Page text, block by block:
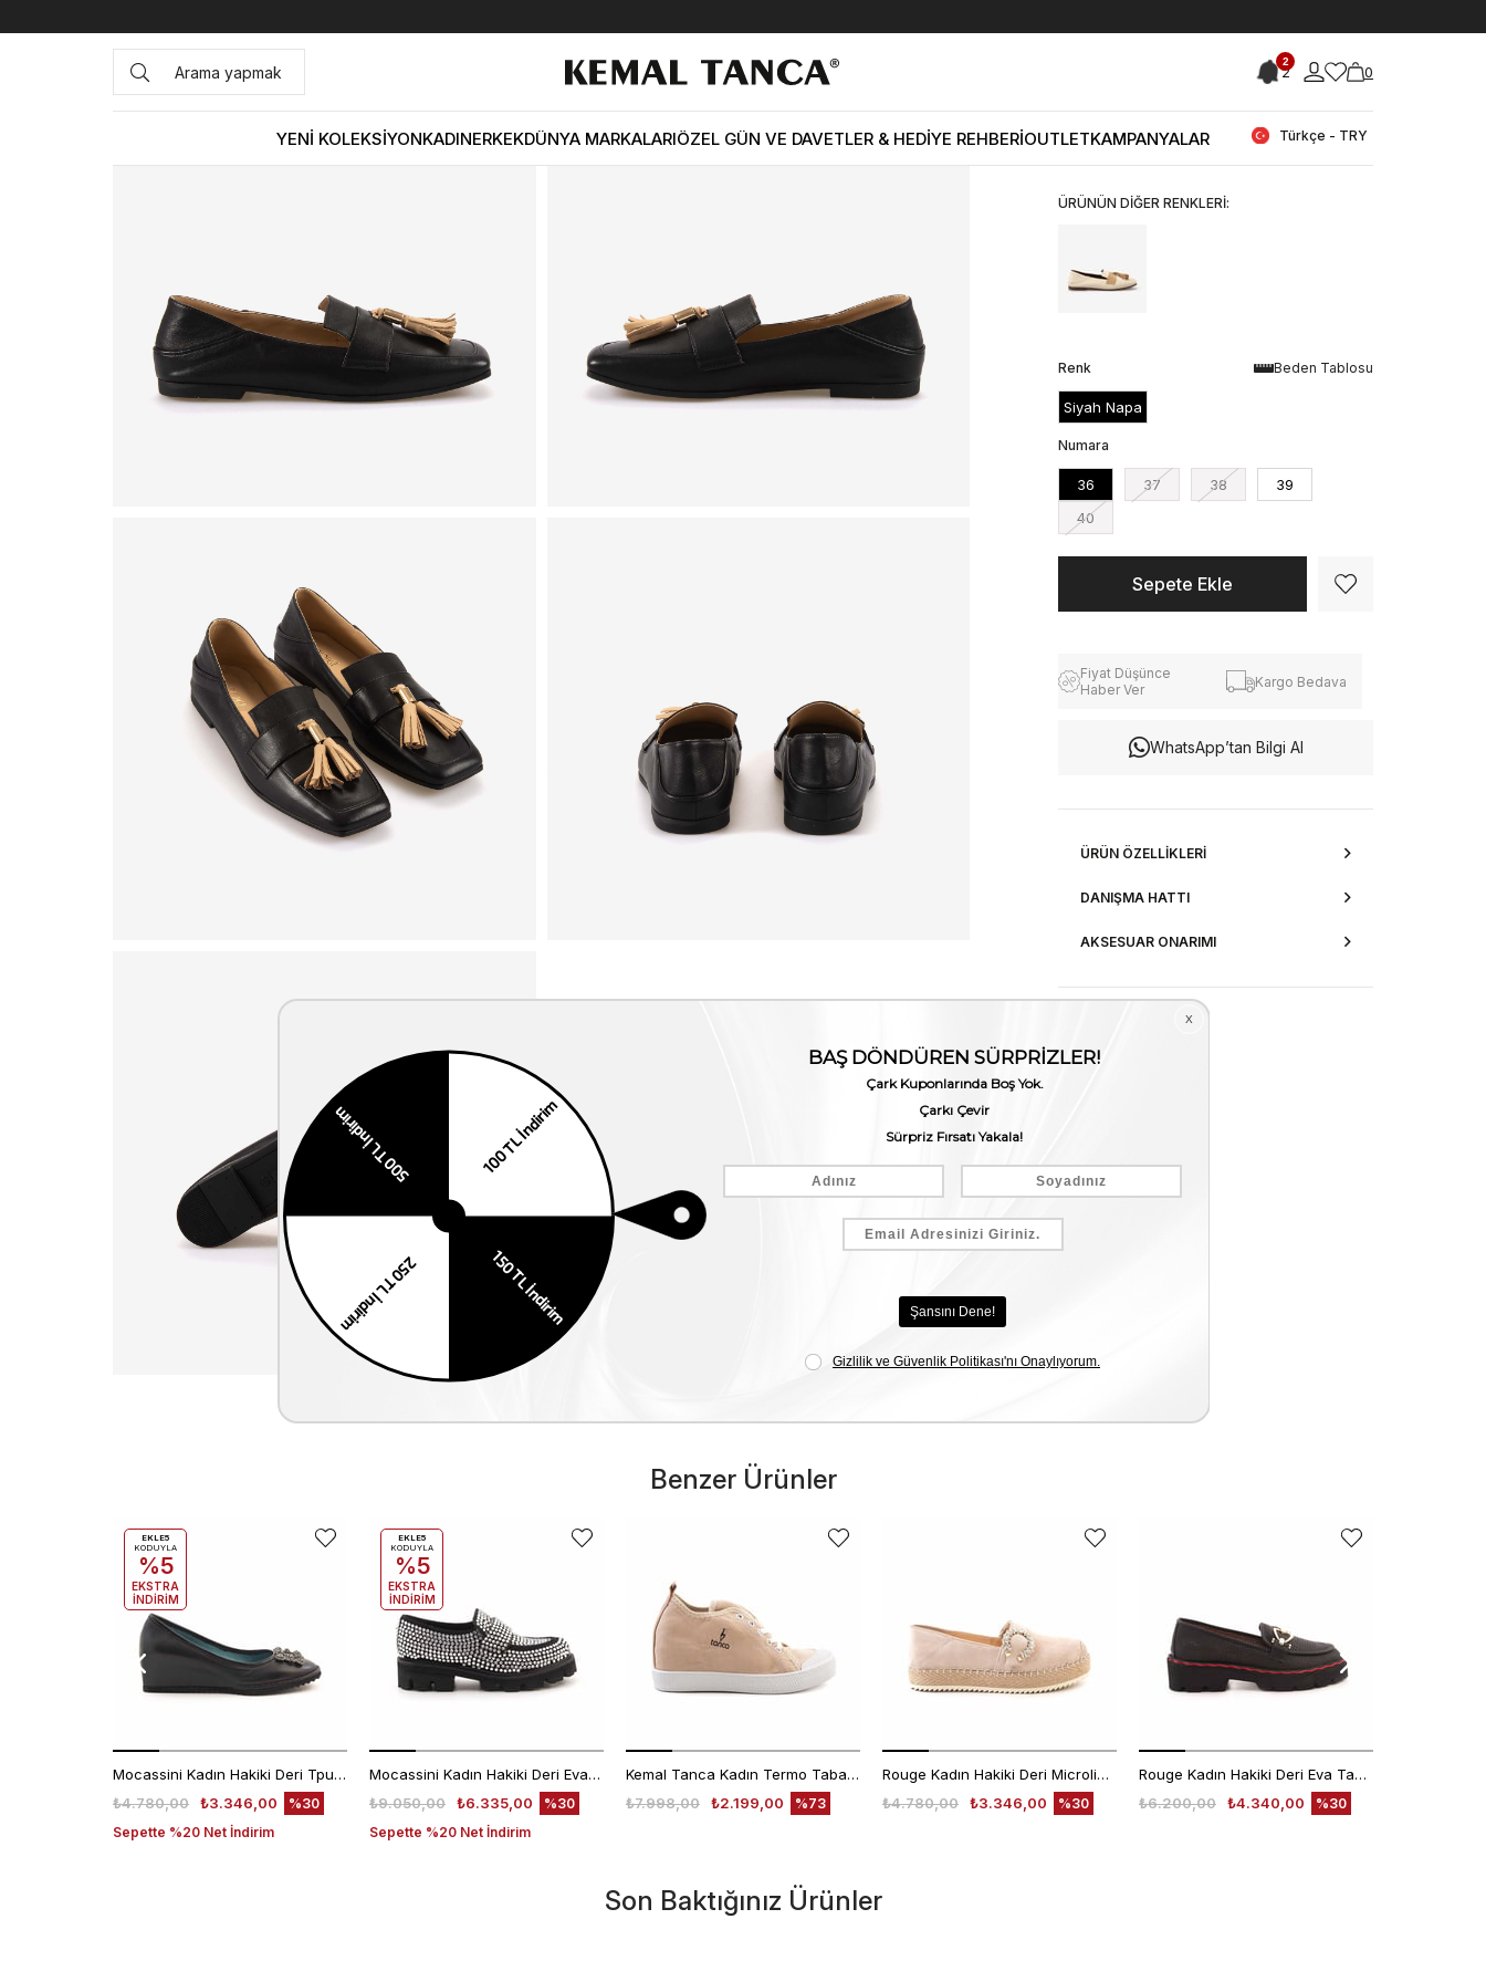
2
2 0
Türkçe - TRY
YENİ KOLEKSİYONKADINERKEKDÜNYA MARKALARIÖZEL GÜN VE DAVETLER & HEDİYE REHBERİOUTLETKAMPANYALAR
Anasayfa KADIN AYAKKABI Günlük Rouge Kadın Günlük Ayakkabı 22008 < < Önceki Sayfaya Dön
Rouge Kadın Günlük Ayakkabı 22008
₺6.200,00 ₺4.340,00
ÜRÜNÜN DİĞER RENKLERİ:
Beden Tablosu
Renk
Siyah Napa
Numara
36 37 38
39
40
Fiyat Düşünce
Haber Ver
Kargo Bedava
WhatsApp’tan Bilgi Al
ÜRÜN ÖZELLIKLERI
DANIŞMA HATTI
AKSESUAR ONARIMI
Benzer Ürünler
Mocassini Kadın Hakiki Deri Tpu Taban Siyah Günlük Ayakkabı
₺3.346,00
₺4.780,00
Sepette %20 Net İndirim
%30
EKLE5
KODUYLA
%5
EKSTRA
İNDİRİM
Mocassini Kadın Hakiki Deri Eva Taban Beyaz Günlük Ayakkabı
₺6.335,00
₺9.050,00
Sepette %20 Net İndirim
%30
EKLE5
KODUYLA
%5
EKSTRA
İNDİRİM
Kemal Tanca Kadın Termo Taban Bej Günlük Ayakkabı
₺2.199,00
₺7.998,00 %73
Rouge Kadın Hakiki Deri Microlight Taban Bej Süet Günlük Terlik
₺3.346,00
₺4.780,00 %30
Rouge Kadın Hakiki Deri Eva Taban Siyah Günlük Ayakkabı
₺4.340,00
₺6.200,00 %30
Son Baktığınız Ürünler